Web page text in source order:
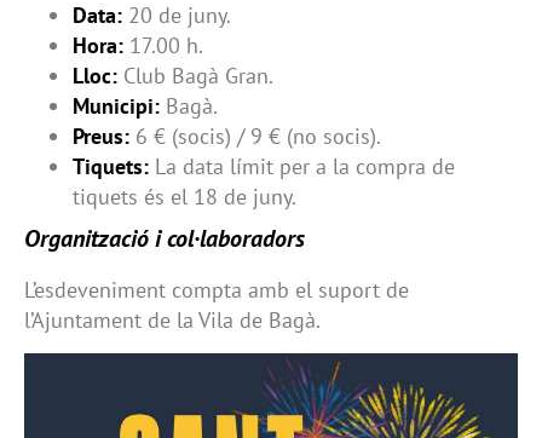
Data: 20 de juny.
Hora: 17.00 h.
Lloc: Club Bagà Gran.
Municipi: Bagà.
Preus: 6 € (socis) / 9 € (no socis).
Tiquets: La data límit per a la compra de
tiquets és el 18 de juny.
Organització i col·laboradors
L’esdeveniment compta amb el suport de
l’Ajuntament de la Vila de Bagà.